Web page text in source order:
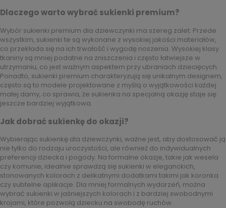
Dlaczego warto wybrać sukienki premium?
Wybór sukienki premium dla dziewczynki ma szereg zalet. Przede
wszystkim, sukienki te są wykonane z wysokiej jakości materiałów,
co przekłada się na ich trwałość i wygodę noszenia. Wysokiej klasy
tkaniny są mniej podatne na zniszczenia i często łatwiejsze w
utrzymaniu, co jest ważnym aspektem przy ubraniach dziecięcych.
Ponadto, sukienki premium charakteryzują się unikalnym designem,
często są to modele projektowane z myślą o wyjątkowości każdej
małej damy, co sprawia, że sukienka na specjalną okazję staje się
jeszcze bardziej wyjątkowa.
Jak dobrać sukienkę do okazji?
Wybierając sukienkę dla dziewczynki, ważne jest, aby dostosować ją
nie tylko do rodzaju uroczystości, ale również do indywidualnych
preferencji dziecka i pogody. Na formalne okazje, takie jak wesela
czy komunie, idealnie sprawdzą się sukienki w eleganckich,
stonowanych kolorach z delikatnymi dodatkami takimi jak koronka
czy subtelne aplikacje. Dla mniej formalnych wydarzeń, można
wybrać sukienki w jaśniejszych kolorach i z bardziej swobodnymi
krojami, które pozwolą dziecku na swobodę ruchów.